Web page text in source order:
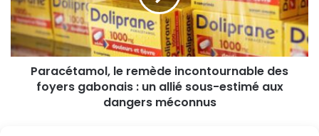
Paracétamol, le remède incontournable des
foyers gabonais : un allié sous-estimé aux
dangers méconnus